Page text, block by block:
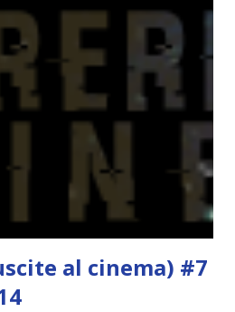
Innanzitutto, se la Gier o
molto di più. Red è
che in trecento pagine non
ha nemmeno un finale ._.
mezzo della storia (anzi, quale
storia ha praticamente solo
al cinema) #7